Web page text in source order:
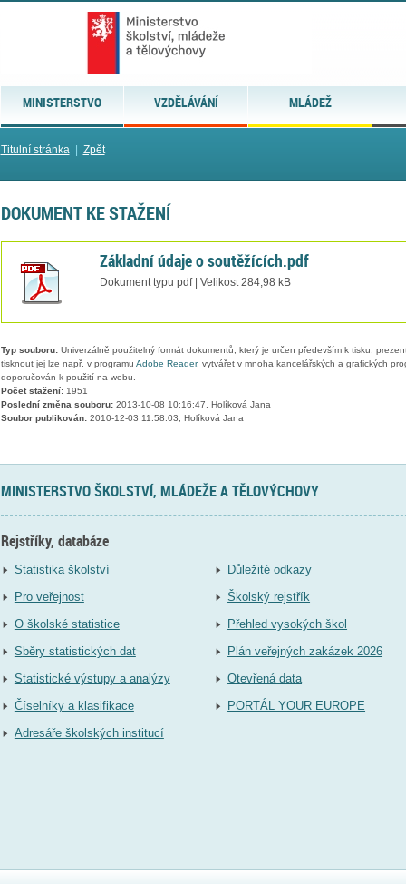
MINISTERSTVO VZDĚLÁVÁNÍ MLÁDEŽ
Titulní stránka| Zpět
DOKUMENT KE STAŽENÍ
Základní údaje o soutěžících.pdf
Dokument typu pdf | Velikost 284,98 kB
Typ souboru:Univerzálně použitelný formát dokumentů, který je určen především k tisku,
tisknout jej lze např. v programu Adobe Reader, vytvářet v mnoha kancelářských a grafických
doporučován k použití na webu.
Počet stažení:1951
Poslední změna souboru:2013-10-08 10:16:47, Holíková Jana
Soubor publikován:2010-12-03 11:58:03, Holíková Jana
MINISTERSTVO ŠKOLSTVÍ, MLÁDEŽE A TĚLOVÝCHOVY
Rejstříky, databáze
Statistika školství
Pro veřejnost
O školské statistice
Sběry statistických dat
Statistické výstupy a analýzy
Číselníky a klasifikace
Adresáře školských institucí
Důležité odkazy
Školský rejstřík
Přehled vysokých škol
Plán veřejných zakázek 2026
Otevřená data
PORTÁL YOUR EUROPE